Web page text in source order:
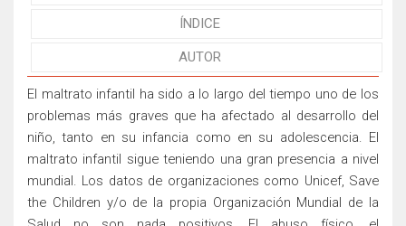
ÍNDICE
AUTOR
El maltrato infantil ha sido a lo largo del tiempo uno de los
problemas más graves que ha afectado al desarrollo del
niño, tanto en su infancia como en su adolescencia. El
maltrato infantil sigue teniendo una gran presencia a nivel
mundial. Los datos de organizaciones como Unicef, Save
the Children y/o de la propia Organización Mundial de la